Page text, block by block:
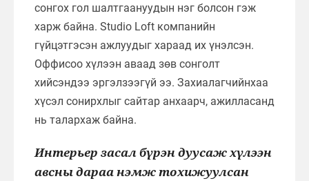
сонгох гол шалтгаануудын нэг болсон гэж
харж байна. Studio Loft компанийн
гүйцэтгэсэн ажлуудыг хараад их үнэлсэн.
Оффисоо хүлээн аваад зөв сонголт
хийсэндээ эргэлзээгүй ээ. Захиалагчийнхаа
хүсэл сонирхлыг сайтар анхаарч, ажилласанд
нь талархаж байна.
Интерьер засал бүрэн дуусаж хүлээн
авсны дараа нэмж тохижуулсан